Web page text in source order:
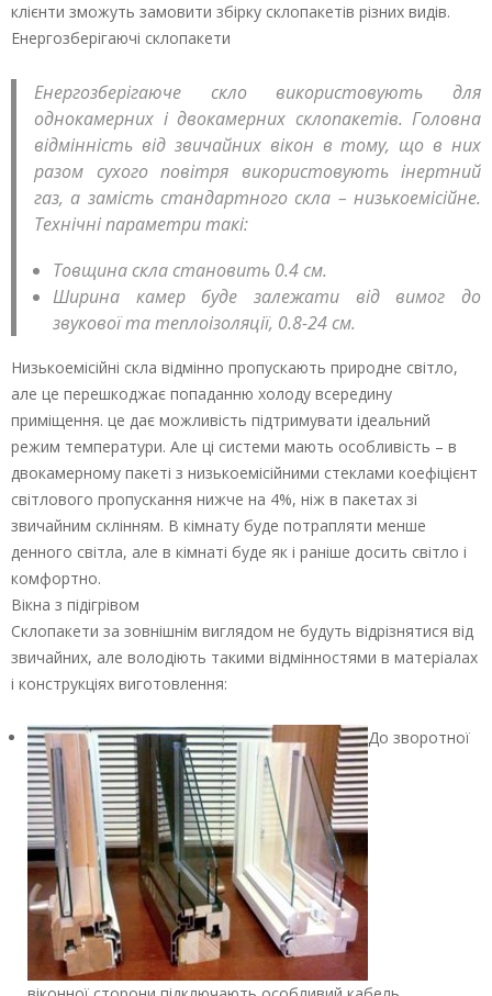
клієнти зможуть замовити збірку склопакетів різних видів.
Енергозберігаючі склопакети
Енергозберігаюче скло використовують для
однокамерних і двокамерних склопакетів. Головна
відмінність від звичайних вікон в тому, що в них
разом сухого повітря використовують інертний
газ, а замість стандартного скла – низькоемісійне.
Технічні параметри такі:
Товщина скла становить 0.4 см.
Ширина камер буде залежати від вимог до
звукової та теплоізоляції, 0.8-24 см.
Низькоемісійні скла відмінно пропускають природне світло,
але це перешкоджає попаданню холоду всередину
приміщення. це дає можливість підтримувати ідеальний
режим температури. Але ці системи мають особливість – в
двокамерному пакеті з низькоемісійними стеклами коефіцієнт
світлового пропускання нижче на 4%, ніж в пакетах зі
звичайним склінням. В кімнату буде потрапляти менше
денного світла, але в кімнаті буде як і раніше досить світло і
комфортно.
Вікна з підігрівом
Склопакети за зовнішнім виглядом не будуть відрізнятися від
звичайних, але володіють такими відмінностями в матеріалах
і конструкціях виготовлення:
До зворотної